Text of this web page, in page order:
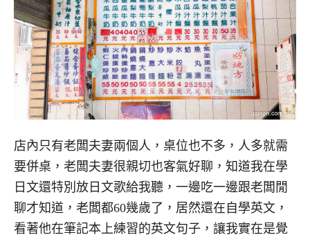
店內只有老闆夫妻兩個人，桌位也不多，人多就需
要併桌，老闆夫妻很親切也客氣好聊，知道我在學
日文還特別放日文歌給我聽，一邊吃一邊跟老闆閒
聊才知道，老闆都60幾歲了，居然還在自學英文，
看著他在筆記本上練習的英文句子，讓我實在是覺